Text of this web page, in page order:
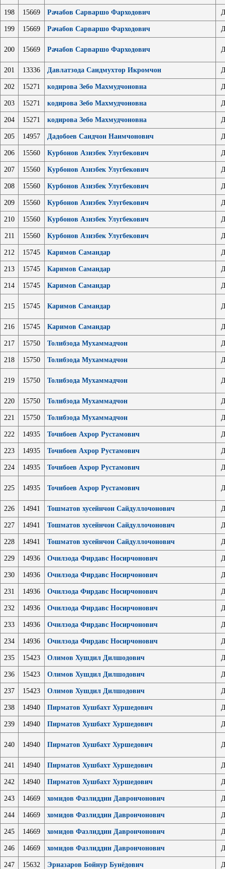
198 15669 Рачабов Сарваршо Фарходович
199 15669 Рачабов Сарваршо Фарходович
200 15669 Рачабов Сарваршо Фарходович
201 13336 Давлатзода Саидмухтор Икромчон
202 15271 кодирова Зебо Махмудчоновна
203 15271 кодирова Зебо Махмудчоновна
204 15271 кодирова Зебо Махмудчоновна
205 14957 Дадобоев Саидчон Наимчонович
206 15560 Курбонов Азизбек Улугбекович
207 15560 Курбонов Азизбек Улугбекович
208 15560 Курбонов Азизбек Улугбекович
209 15560 Курбонов Азизбек Улугбекович
210 15560 Курбонов Азизбек Улугбекович
211 15560 Курбонов Азизбек Улугбекович
212 15745 Каримов Самандар
213 15745 Каримов Самандар
214 15745 Каримов Самандар
215 15745 Каримов Самандар
216 15745 Каримов Самандар
217 15750 Толибзода Мухаммадчон
218 15750 Толибзода Мухаммадчон
219 15750 Толибзода Мухаммадчон
220 15750 Толибзода Мухаммадчон
221 15750 Толибзода Мухаммадчон
222 14935 Точибоев Ахрор Рустамович
223 14935 Точибоев Ахрор Рустамович
224 14935 Точибоев Ахрор Рустамович
225 14935 Точибоев Ахрор Рустамович
226 14941 Тошматов хусейнчон Сайдуллочонович
227 14941 Тошматов хусейнчон Сайдуллочонович
228 14941 Тошматов хусейнчон Сайдуллочонович
229 14936 Очилзода Фирдавс Носирчонович
230 14936 Очилзода Фирдавс Носирчонович
231 14936 Очилзода Фирдавс Носирчонович
232 14936 Очилзода Фирдавс Носирчонович
233 14936 Очилзода Фирдавс Носирчонович
234 14936 Очилзода Фирдавс Носирчонович
235 15423 Олимов Хушдил Дилшодович
236 15423 Олимов Хушдил Дилшодович
237 15423 Олимов Хушдил Дилшодович
238 14940 Пирматов Хушбахт Хуршедович
239 14940 Пирматов Хушбахт Хуршедович
240 14940 Пирматов Хушбахт Хуршедович
241 14940 Пирматов Хушбахт Хуршедович
242 14940 Пирматов Хушбахт Хуршедович
243 14669 хомидов Фазлиддин Даврончонович
244 14669 хомидов Фазлиддин Даврончонович
245 14669 хомидов Фазлиддин Даврончонович
246 14669 хомидов Фазлиддин Даврончонович
247 15632 Эрназаров Бойнур Бунёдович